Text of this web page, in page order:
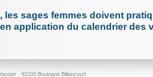
les sages femmes doivent
application du calendrier des
- 92100 Boulogne Billancourt